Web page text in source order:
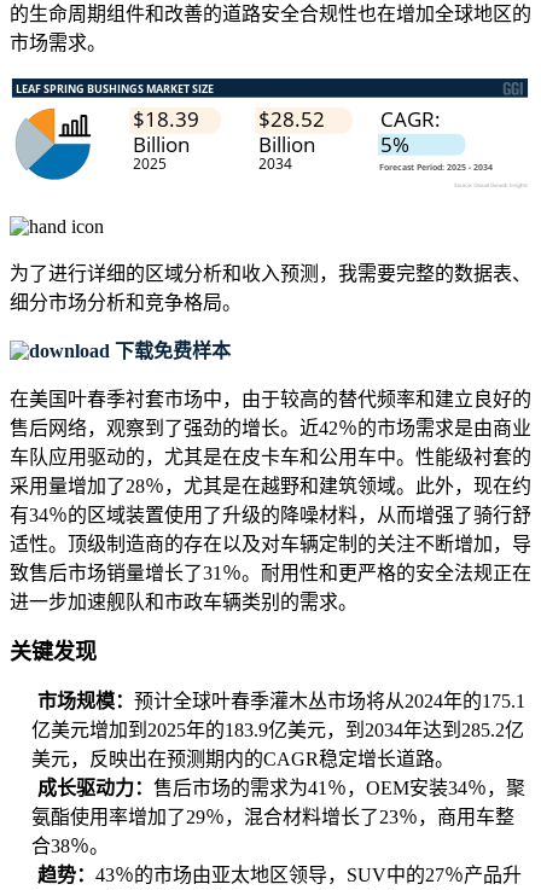
的生命周期组件和改善的道路安全合规性也在增加全球地区的
市场需求。
为了进行详细的区域分析和收入预测，我需要完整的数据表、
细分市场分析和竞争格局。
下载免费样本
在美国叶春季衬套市场中，由于较高的替代频率和建立良好的
售后网络，观察到了强劲的增长。近42％的市场需求是由商业
车队应用驱动的，尤其是在皮卡车和公用车中。性能级衬套的
采用量增加了28％，尤其是在越野和建筑领域。此外，现在约
有34％的区域装置使用了升级的降噪材料，从而增强了骑行舒
适性。顶级制造商的存在以及对车辆定制的关注不断增加，导
致售后市场销量增长了31％。耐用性和更严格的安全法规正在
进一步加速舰队和市政车辆类别的需求。
关键发现
市场规模： 预计全球叶春季灌木丛市场将从2024年的175.1
亿美元增加到2025年的183.9亿美元，到2034年达到285.2亿
美元，反映出在预测期内的CAGR稳定增长道路。
成长驱动力： 售后市场的需求为41％，OEM安装34％，聚
氨酯使用率增加了29％，混合材料增长了23％，商用车整
合38％。
趋势： 43％的市场由亚太地区领导，SUV中的27％产品升